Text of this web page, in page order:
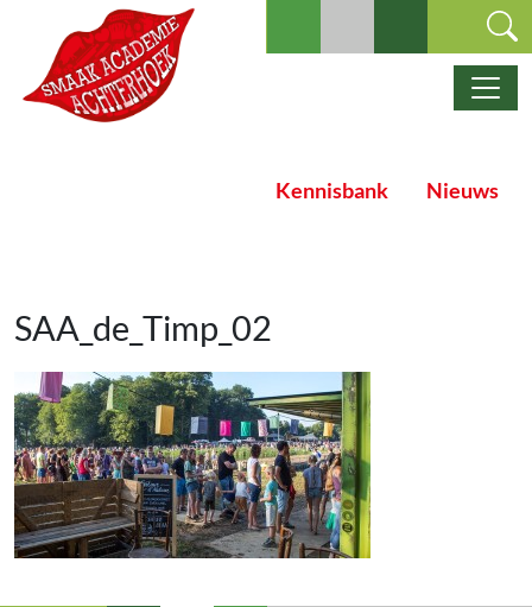
Ga naar de inhoud
Hoofdnavigatie
Kennisbank Nieuws
SAA_de_Timp_02